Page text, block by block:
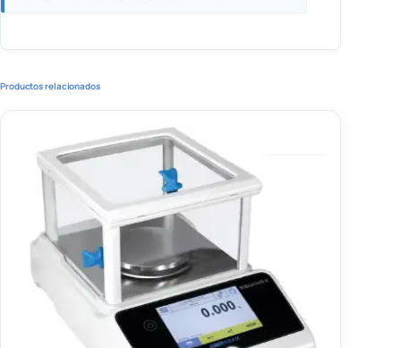
Productos relacionados